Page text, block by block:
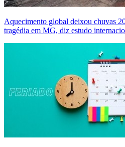
Aquecimento global deixou chuvas
tragédia em MG, diz estudo